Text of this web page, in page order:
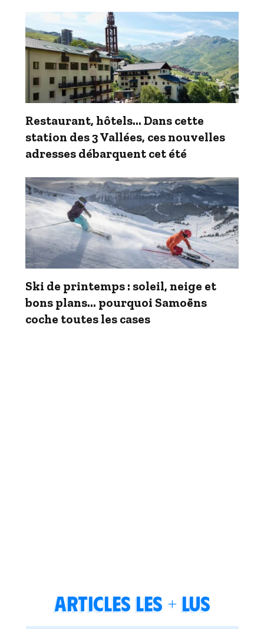
Restaurant, hôtels… Dans cette
station des 3 Vallées, ces nouvelles
adresses débarquent cet été
Ski de printemps : soleil, neige et
bons plans… pourquoi Samoëns
coche toutes les cases
Articles les + lus